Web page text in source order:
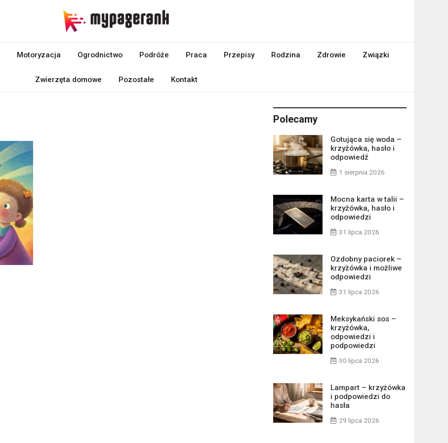
Motoryzacja Ogrodnictwo Podróże Praca Przepisy Rodzina Zdrowie Związki
Zwierzęta domowe Pozostałe Kontakt
Polecamy
Gotująca się woda –
krzyżówka, hasło i
odpowiedź
1 sierpnia 2026
Mocna karta w talii –
krzyżówka, hasło i
odpowiedzi
31 lipca 2026
Ozdobny paciorek –
krzyżówka i możliwe
odpowiedzi
31 lipca 2026
Meksykański sos –
krzyżówka,
odpowiedzi i
podpowiedzi
30 lipca 2026
Lampart – krzyżówka
i podpowiedzi do
hasła
29 lipca 2026